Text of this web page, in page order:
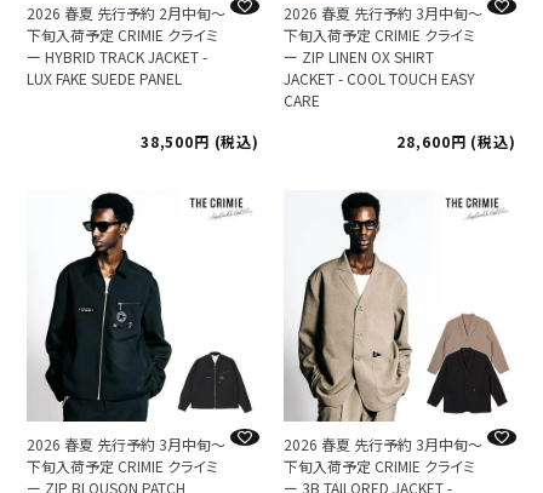
2026 春夏 先行予約 2月中旬～
下旬入荷予定 CRIMIE クライミ
ー HYBRID TRACK JACKET -
LUX FAKE SUEDE PANEL
38,500 税込
2026 春夏 先行予約 3月中旬～
下旬入荷予定 CRIMIE クライミ
ー ZIP LINEN OX SHIRT
JACKET - COOL TOUCH EASY
CARE
28,600
税込
2026 春夏 先行予約 3月中旬～
下旬入荷予定 CRIMIE クライミ
ー ZIP BLOUSON PATCH
2026 春夏 先行予約 3月中旬～
下旬入荷予定 CRIMIE クライミ
ー 3B TAILORED JACKET -